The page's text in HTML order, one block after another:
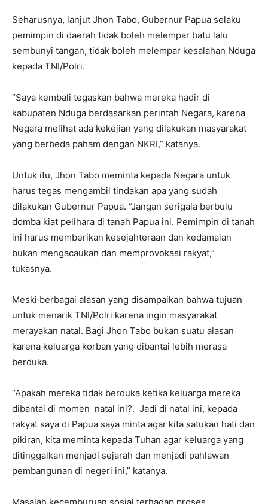
Seharusnya, lanjut Jhon Tabo, Gubernur Papua selaku
pemimpin di daerah tidak boleh melempar batu lalu
sembunyi tangan, tidak boleh melempar kesalahan Nduga
kepada TNI/Polri.
“Saya kembali tegaskan bahwa mereka hadir di
kabupaten Nduga berdasarkan perintah Negara, karena
Negara melihat ada kekejian yang dilakukan masyarakat
yang berbeda paham dengan NKRI,” katanya.
Untuk itu, Jhon Tabo meminta kepada Negara untuk
harus tegas mengambil tindakan apa yang sudah
dilakukan Gubernur Papua. “Jangan serigala berbulu
domba kiat pelihara di tanah Papua ini. Pemimpin di tanah
ini harus memberikan kesejahteraan dan kedamaian
bukan mengacaukan dan memprovokasi rakyat,”
tukasnya.
Meski berbagai alasan yang disampaikan bahwa tujuan
untuk menarik TNI/Polri karena ingin masyarakat
merayakan natal. Bagi Jhon Tabo bukan suatu alasan
karena keluarga korban yang dibantai lebih merasa
berduka.
“Apakah mereka tidak berduka ketika keluarga mereka
dibantai di momen natal ini?. Jadi di natal ini, kepada
rakyat saya di Papua saya minta agar kita satukan hati dan
pikiran, kita meminta kepada Tuhan agar keluarga yang
ditinggalkan menjadi sejarah dan menjadi pahlawan
pembangunan di negeri ini,” katanya.